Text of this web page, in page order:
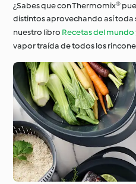
¿Sabes que con Thermomix®
distintos aprovechando así toda
nuestro libro Recetas del mundo
vapor traída de todos los